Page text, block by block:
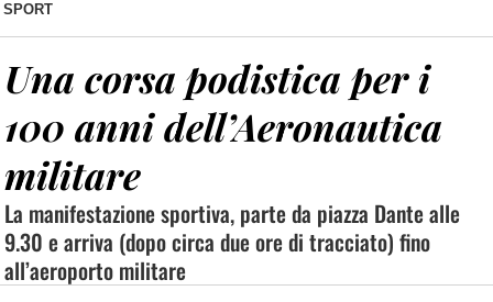
SPORT
Una corsa podistica per i
100 anni dell’Aeronautica
militare
La manifestazione sportiva, parte da piazza Dante alle
9.30 e arriva (dopo circa due ore di tracciato) fino
all’aeroporto militare